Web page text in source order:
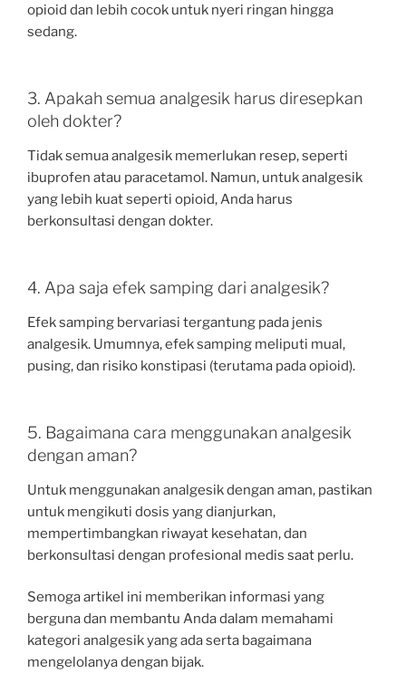
opioid dan lebih cocok untuk nyeri ringan hingga
sedang.
3. Apakah semua analgesik harus diresepkan
oleh dokter?
Tidak semua analgesik memerlukan resep, seperti
ibuprofen atau paracetamol. Namun, untuk analgesik
yang lebih kuat seperti opioid, Anda harus
berkonsultasi dengan dokter.
4. Apa saja efek samping dari analgesik?
Efek samping bervariasi tergantung pada jenis
analgesik. Umumnya, efek samping meliputi mual,
pusing, dan risiko konstipasi (terutama pada opioid).
5. Bagaimana cara menggunakan analgesik
dengan aman?
Untuk menggunakan analgesik dengan aman, pastikan
untuk mengikuti dosis yang dianjurkan,
mempertimbangkan riwayat kesehatan, dan
berkonsultasi dengan profesional medis saat perlu.
Semoga artikel ini memberikan informasi yang
berguna dan membantu Anda dalam memahami
kategori analgesik yang ada serta bagaimana
mengelolanya dengan bijak.